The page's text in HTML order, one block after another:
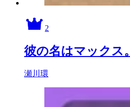
2
彼の名はマックス。
瀬川環